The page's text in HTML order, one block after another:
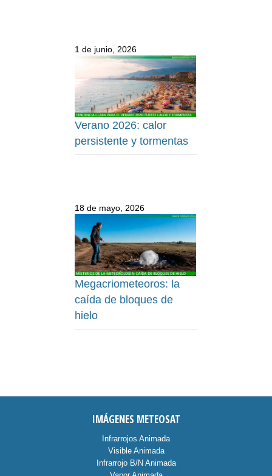
1 de junio, 2026
Verano 2026: calor
persistente y tormentas
18 de mayo, 2026
Megacriometeoros: la
caída de bloques de
hielo
IMÁGENES METEOSAT
Infrarrojos Animada
Visible Animada
Infrarrojo B/N Animada